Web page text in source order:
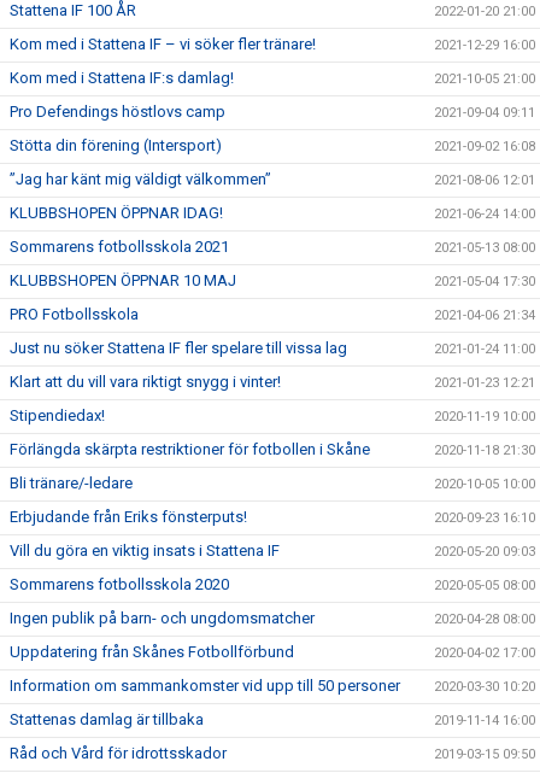
Stattena IF 100 ÅR 2022-01-20 21:00
Kom med i Stattena IF – vi söker fler tränare! 2021-12-29 16:00
Kom med i Stattena IF:s damlag! 2021-10-05 21:00
Pro Defendings höstlovs camp 2021-09-04 09:11
Stötta din förening (Intersport) 2021-09-02 16:08
”Jag har känt mig väldigt välkommen” 2021-08-06 12:01
KLUBBSHOPEN ÖPPNAR IDAG! 2021-06-24 14:00
Sommarens fotbollsskola 2021 2021-05-13 08:00
KLUBBSHOPEN ÖPPNAR 10 MAJ 2021-05-04 17:30
PRO Fotbollsskola 2021-04-06 21:34
Just nu söker Stattena IF fler spelare till vissa lag 2021-01-24 11:00
Klart att du vill vara riktigt snygg i vinter! 2021-01-23 12:21
Stipendiedax! 2020-11-19 10:00
Förlängda skärpta restriktioner för fotbollen i Skåne 2020-11-18 21:30
Bli tränare/-ledare 2020-10-05 10:00
Erbjudande från Eriks fönsterputs! 2020-09-23 16:10
Vill du göra en viktig insats i Stattena IF 2020-05-20 09:03
Sommarens fotbollsskola 2020 2020-05-05 08:00
Ingen publik på barn- och ungdomsmatcher 2020-04-28 08:00
Uppdatering från Skånes Fotbollförbund 2020-04-02 17:00
Information om sammankomster vid upp till 50 personer 2020-03-30 10:20
Stattenas damlag är tillbaka 2019-11-14 16:00
Råd och Vård för idrottsskador 2019-03-15 09:50